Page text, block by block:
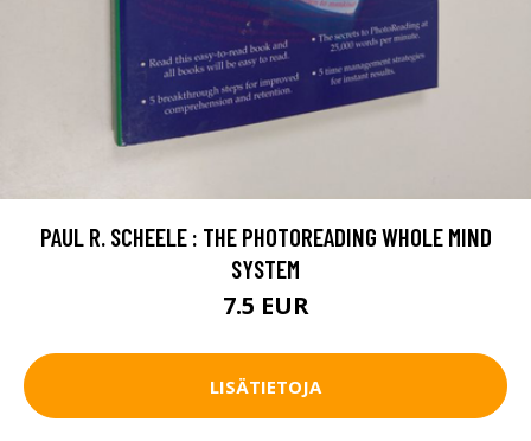
PAUL R. SCHEELE : THE PHOTOREADING WHOLE MIND
SYSTEM
7.5 EUR
LISÄTIETOJA